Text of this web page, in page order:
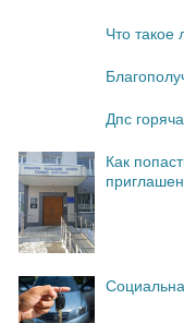
Что такое
Дпс
Как